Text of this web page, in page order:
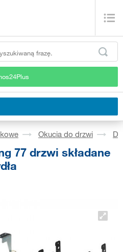
Okucia do drzwi
77 drzwi składane